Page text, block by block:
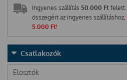
Ingyenes szállítás 50.000 Ft felett.
összegért az ingyenes szállításhoz,
5.000 Ft!
Csatlakozók
Elosztók